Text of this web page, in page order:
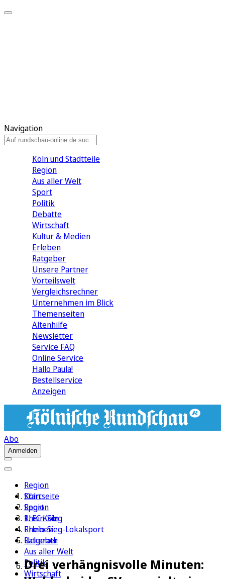
Navigation
Köln und Stadtteile
Region
Aus aller Welt
Sport
Politik
Debatte
Wirtschaft
Kultur & Medien
Erleben
Ratgeber
Unsere Partner
Vorteilswelt
Vergleichsrechner
Unternehmen im Blick
Themenseiten
Altenhilfe
Newsletter
Service FAQ
Online Service
Hallo Paula!
Bestellservice
Anzeigen
Abo
Anmelden
Region
Köln
Sport
1. FC Köln
Erleben
Ratgeber
Aus aller Welt
Politik
Wirtschaft
Startseite
Region
Rhein-Sieg
Rhein-Sieg-Lokalsport
Uckerath
Drei verhängnisvolle Minuten: